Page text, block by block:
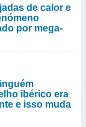
de calor e
por mega-
ibérico era
e isso muda